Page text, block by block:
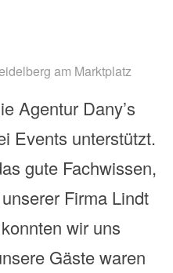
am Marktplatz
Agentur Dany’s
Events unterstützt.
gute Fachwissen,
Firma Lindt
wir uns
Gäste waren